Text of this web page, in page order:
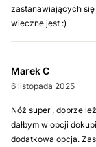
zastanawiających
wieczne jest :)
Marek C
6 listopada 2025
Nóż super , dobrze
dałbym w opcji
dodatkowa opcja.